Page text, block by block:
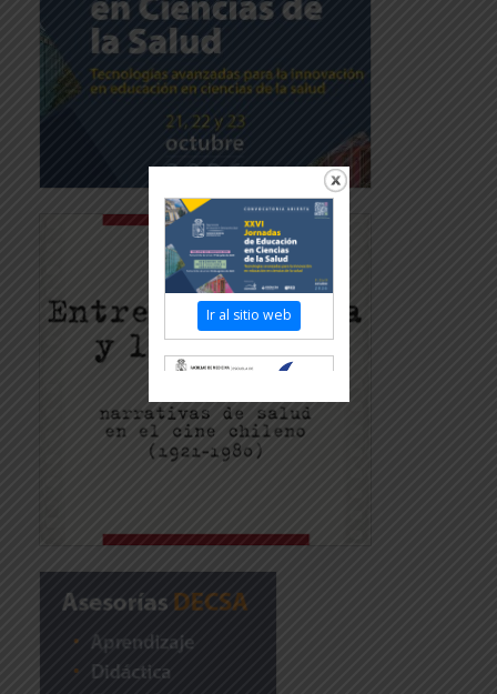
Ir al sitio web